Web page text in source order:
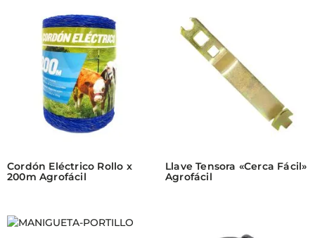
Cordón Eléctrico Rollo x
200m Agrofácil
Llave Tensora «Cerca Fácil»
Agrofácil